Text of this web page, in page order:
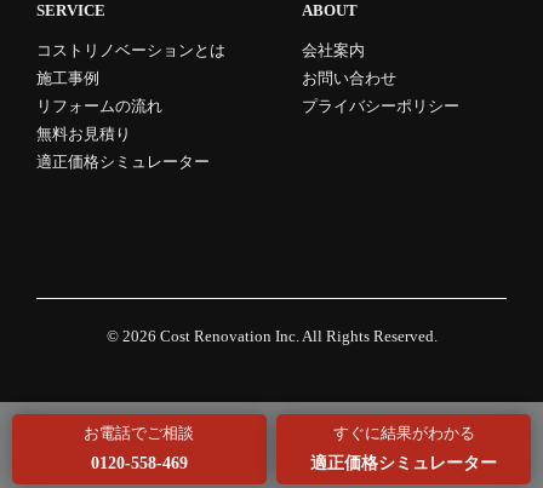
お電話でご相談
0120-558-469
すぐに結果がわかる
適正価格シミュレーター
SERVICE
コストリノベーションとは
施工事例
リフォームの流れ
無料お見積り
適正価格シミュレーター
ABOUT
会社案内
お問い合わせ
プライバシーポリシー
© 2026 Cost Renovation Inc. All Rights Reserved.